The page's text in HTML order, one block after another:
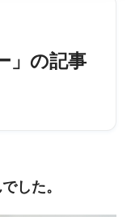
」の記事
した。